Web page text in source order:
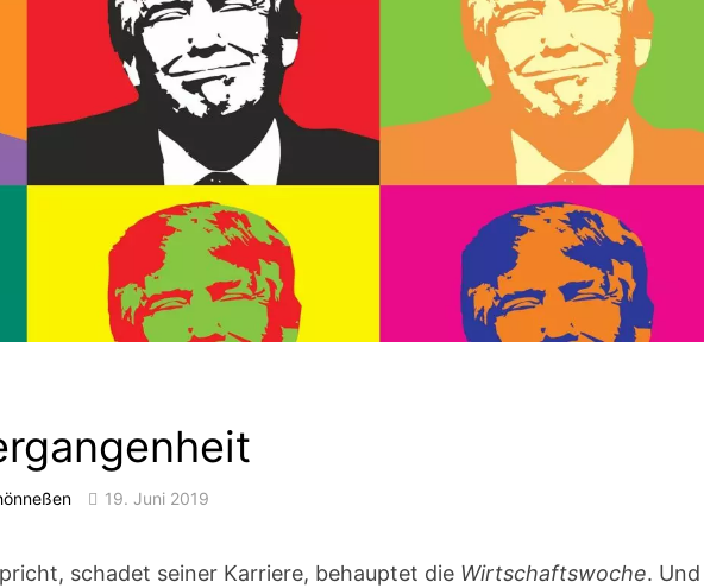
19. Juni 2019
schadet seiner Karriere, behauptet die Wirtschaftswoche. Und